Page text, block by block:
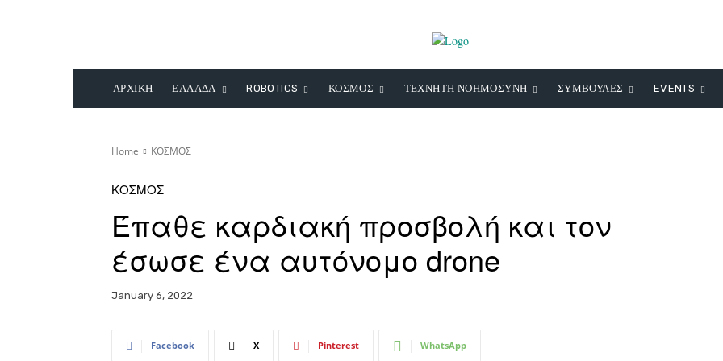
ΑΡΧΙΚΗ ΕΛΛΑΔΑ ROBOTICS ΚΟΣΜΟΣ ΤΕΧΝΗΤΗ ΝΟΗΜΟΣΥΝΗ ΣΥΜΒΟΥΛΕΣ EVENTS
Home ΚΟΣΜΟΣ
ΚΟΣΜΟΣ
Έπαθε καρδιακή προσβολή και τον
έσωσε ένα αυτόνομο drone
January 6, 2022
Facebook X Pinterest WhatsApp